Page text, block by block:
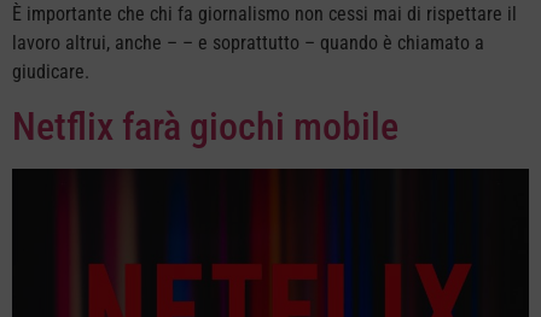
È importante che chi fa giornalismo non cessi mai di rispettare il
lavoro altrui, anche – – e soprattutto – quando è chiamato a
giudicare.
Netflix farà giochi mobile